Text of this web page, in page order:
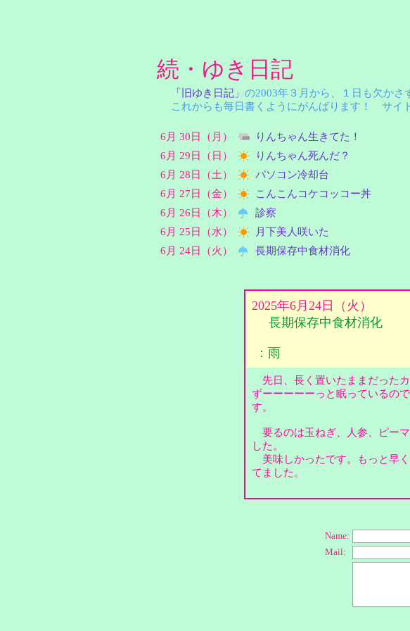
続・ゆき日記
「旧ゆき日記」 の2003年３月から、１日も欠か
これからも毎日書くようにがんばります！ サイト
6月 30日（月）
りんちゃん生きてた！
6月 29日（日）
りんちゃん死んだ？
6月 28日（土）
パソコン冷却台
6月 27日（金）
こんこんコケコッコー丼
6月 26日（木）
診察
6月 25日（水）
月下美人咲いた
6月 24日（火）
長期保存中食材消化
2025年6月24日（火）
長期保存中食材消化
：雨
先日、長く置いたままだった
ずーーーーーっと眠っているの
す。
要るのは玉ねぎ、人参、ピー
した。
美味しかったです。もっと早
てました。
Name:
Mail: